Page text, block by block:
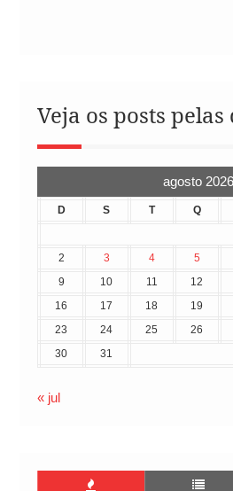
Veja os posts pelas
agosto 2026
D S T Q
2
3 4 5
9
10 11 12
16
17 18 19
23
24 25 26
30
31
« jul